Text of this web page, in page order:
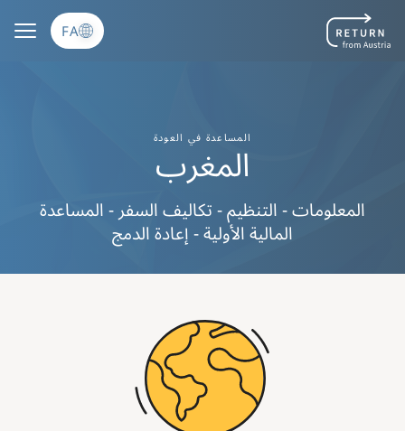
FA
المساعدة في العودة
المغرب
المعلومات - التنظيم - تكاليف السفر - المساعدة
المالية الأولية - إعادة الدمج